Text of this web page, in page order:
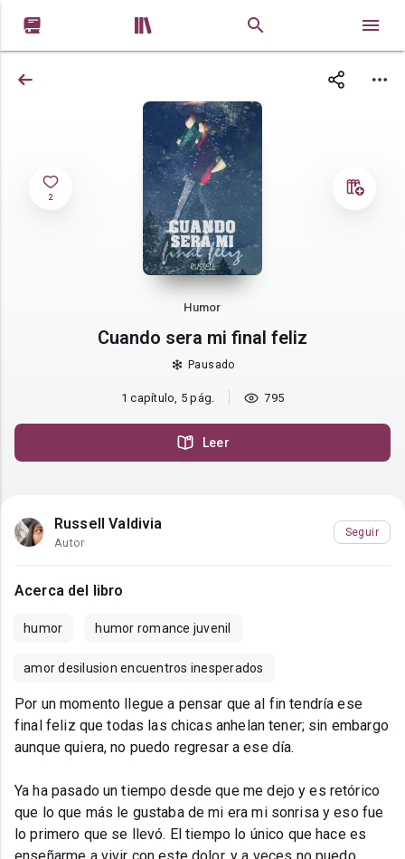
 
2
Humor
Cuando sera mi final feliz
Pausado
1 capítulo, 5 pág. 795
Leer
Russell Valdivia
Autor
Seguir
Acerca del libro
humor humor romance juvenil
amor desilusion encuentros inesperados
Por un momento llegue a pensar que al fin tendría ese
final feliz que todas las chicas anhelan tener; sin embargo
aunque quiera, no puedo regresar a ese día.
Ya ha pasado un tiempo desde que me dejo y es retórico
que lo que más le gustaba de mi era mi sonrisa y eso fue
lo primero que se llevó. El tiempo lo único que hace es